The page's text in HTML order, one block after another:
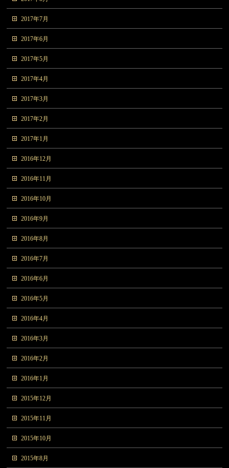
2017年7月
2017年6月
2017年5月
2017年4月
2017年3月
2017年2月
2017年1月
2016年12月
2016年11月
2016年10月
2016年9月
2016年8月
2016年7月
2016年6月
2016年5月
2016年4月
2016年3月
2016年2月
2016年1月
2015年12月
2015年11月
2015年10月
2015年8月